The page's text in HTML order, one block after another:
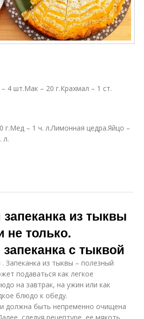
4 шт.Мак – 20 г.Крахмал – 1 ст.
г.Мед – 1 ч. л.Лимонная цедра.Яйцо –
л.
из тыквы
не только.
с тыквой
Запеканка из тыквы – полезный
подаваться как легкое
на завтрак, на ужин или как
блюдо к обеду.
должна быть непременно очищена
следуя рецептуре, ее мякоть